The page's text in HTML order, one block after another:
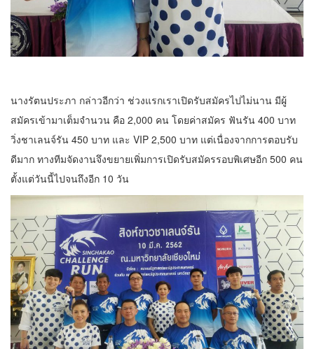
นางรัตนประภา กล่าวอีกว่า ช่วงแรกเราเปิดรับสมัครไปไม่นาน มีผู้
สมัครเข้ามาเต็มจำนวน คือ 2,000 คน โดยค่าสมัคร ฟันรัน 400 บาท
วิ่งชาเลนจ์รัน 450 บาท และ VIP 2,500 บาท แต่เนื่องจากการตอบรับ
ดีมาก ทางทีมจัดงานจึงขยายเพิ่มการเปิดรับสมัครรอบพิเศษอีก 500 คน
ตั้งแต่วันนี้ไปจนถึงอีก 10 วัน